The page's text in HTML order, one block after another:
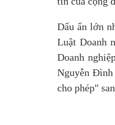
Dấu ấn lớn
Luật Doanh
Doanh
Nguyễn Đình
cho phép"